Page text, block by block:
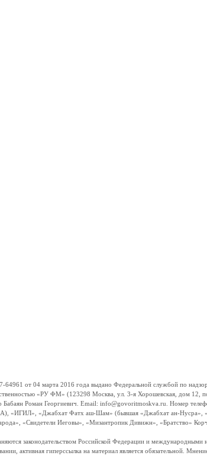
от 04 марта 2016 года выдано Федеральной службой по
«РУ ФМ» (123298 Москва, ул. 3-я Хорошевская, дом 12,
Бабаян Роман Георгиевич. Email: info@govoritmoskva.ru. Номер
«ИГИЛ», «Джабхат Фатх аш-Шам» (бывшая «Джабхат ан-Нусра»,
«Свидетели Иеговы», «Мизантропик Дивижн», «Братство»
законодательством Российской Федерации и международными
активная гиперссылка на материал является обязательной.